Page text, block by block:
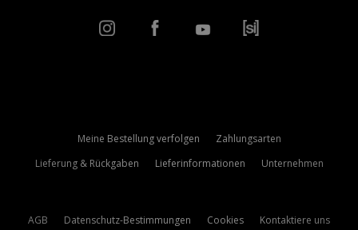
Meine Bestellung verfolgen
Zahlungsarten
Lieferung & Rückgaben
Lieferinformationen Unternehmen
AGB Datenschutz-Bestimmungen Cookies
Kontaktiere uns